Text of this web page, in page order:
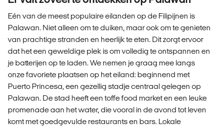
Eén van de meest populaire eilanden op de Filipijnen is
Palawan. Niet alleen om te duiken, maar ook om te genieten
van prachtige stranden en heerlijk te eten. Dit zorgt ervoor
dat het een geweldige plek is om volledig te ontspannen en
je batterijen op te laden. We nemen je graag mee langs
onze favoriete plaatsen op het eiland: beginnend met
Puerto Princesa, een gezellig stadje centraal gelegen op
Palawan. De stad heeft een toffe food market en een leuke
promenade aan het water, die vooral in de avond tot leven
komt met goedgevulde restaurants en bars. Lokale